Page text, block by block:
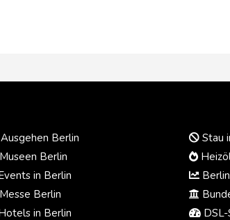
Berlin
Berlin
in Berlin
Berlin
in Berlin
Stau